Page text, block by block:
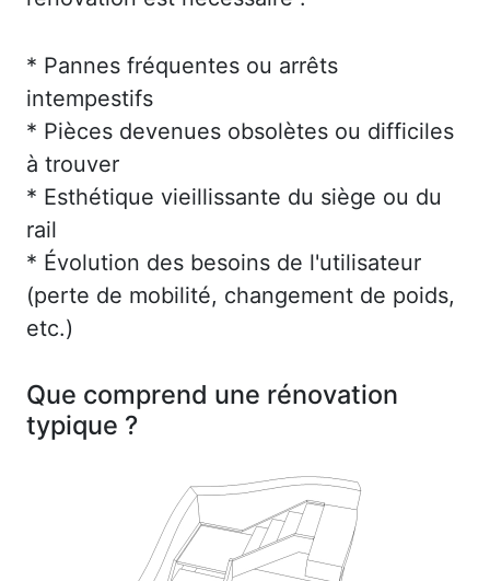
* Pannes fréquentes ou arrêts
intempestifs
* Pièces devenues obsolètes ou difficiles
à trouver
* Esthétique vieillissante du siège ou du
rail
* Évolution des besoins de l'utilisateur
(perte de mobilité, changement de poids,
etc.)
Que comprend une rénovation
typique ?